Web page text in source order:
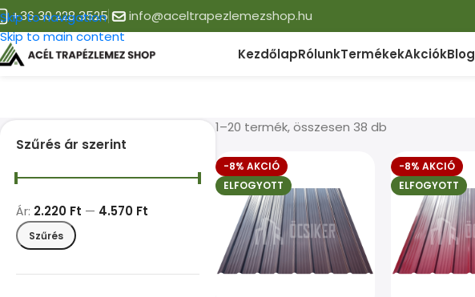
Skip to navigation
Skip to main content
+36 30 228 3525 info@aceltrapezlemezshop.hu
KezdőlapRólunkTermékekAkciókBlog
Szűrés ár szerint
Szűrés
Ár: 2.220 Ft — 4.570 Ft
1–20 termék, összesen 38 db
-8% AKCIÓ
ELFOGYOTT
-8% AKCIÓ
ELFOGYOTT